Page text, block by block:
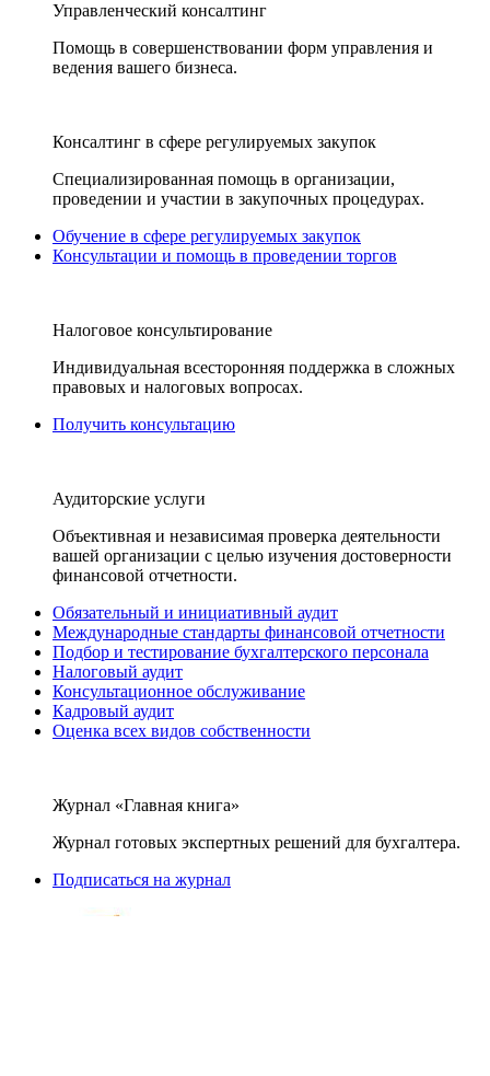
Управленческий консалтинг
Помощь в совершенствовании форм управления и
ведения вашего бизнеса.
Консалтинг в сфере регулируемых закупок
Специализированная помощь в организации,
проведении и участии в закупочных процедурах.
Обучение в сфере регулируемых закупок
Консультации и помощь в проведении торгов
Налоговое консультирование
Индивидуальная всесторонняя поддержка в сложных
правовых и налоговых вопросах.
Получить консультацию
Аудиторские услуги
Объективная и независимая проверка деятельности
вашей организации с целью изучения достоверности
финансовой отчетности.
Обязательный и инициативный аудит
Международные стандарты финансовой отчетности
Подбор и тестирование бухгалтерского персонала
Налоговый аудит
Консультационное обслуживание
Кадровый аудит
Оценка всех видов собственности
Журнал «Главная книга»
Журнал готовых экспертных решений для бухгалтера.
Подписаться на журнал